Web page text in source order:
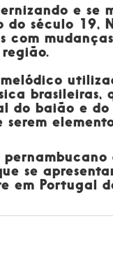
e se
século 19,
com
brasileiras,
do baião e
se
em Portugal